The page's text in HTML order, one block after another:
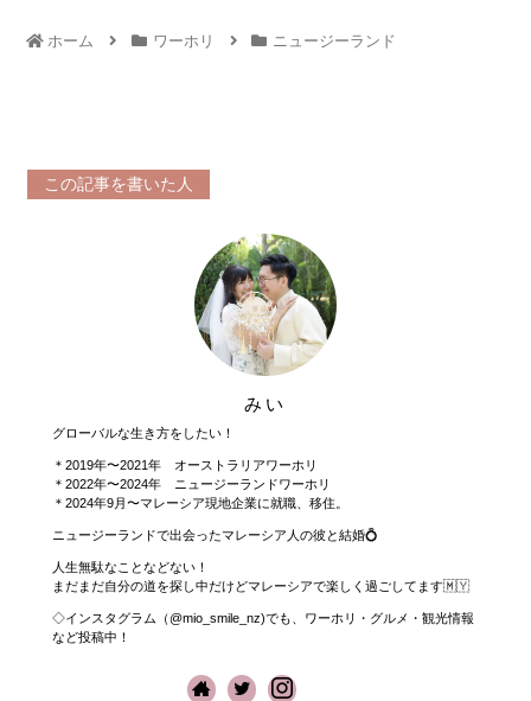
ホーム ワーホリ ニュージーランド
この記事を書いた人
みい
グローバルな生き方をしたい！
＊2019年〜2021年 オーストラリアワーホリ
＊2022年〜2024年 ニュージーランドワーホリ
＊2024年9月〜マレーシア現地企業に就職、移住。
ニュージーランドで出会ったマレーシア人の彼と結婚💍
人生無駄なことなどない！
まだまだ自分の道を探し中だけどマレーシアで楽しく過ごしてます🇲🇾
◇インスタグラム（@mio_smile_nz)でも、ワーホリ・グルメ・観光情報
など投稿中！